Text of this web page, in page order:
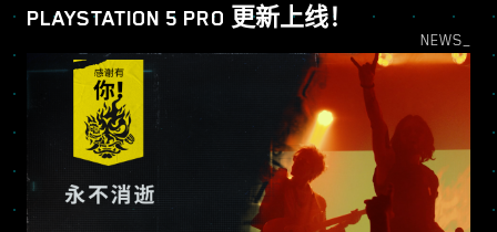
PLAYSTATION 5 PRO 更新上线！
NEWS_